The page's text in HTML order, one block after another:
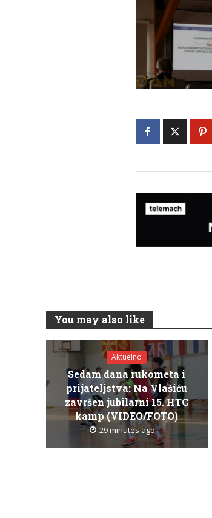
You may also like
Aktuelno
Sedam dana rukometa i
prijateljstva: Na Vlašiću
završen jubilarni 15. HTC
kamp (VIDEO/FOTO)
29 minutes ago